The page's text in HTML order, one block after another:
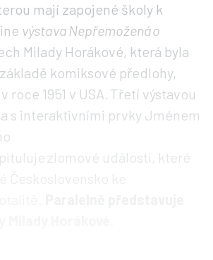
mají zapojené školy k
výstava Nepřemožená o
Milady Horákové, která byla
komiksové předlohy,
roce 1951 v USA. Třetí výstavou
s interaktivními prvky Jménem
zlomové události, které